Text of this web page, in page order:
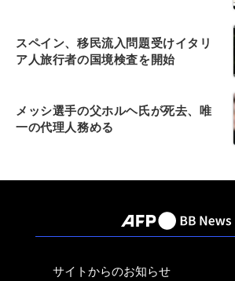
スペイン、移民流入問題受けイタリ
ア人旅行者の国境検査を開始
メッシ選手の父ホルヘ氏が死去、唯
一の代理人務める
サイトからのお知らせ